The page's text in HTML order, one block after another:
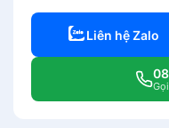
Â
-
Liên hệ Zalo